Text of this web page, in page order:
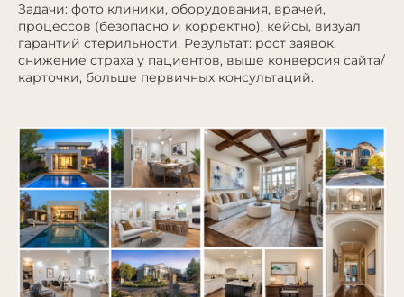
Задачи: фото клиники, оборудования, врачей,
процессов (безопасно и корректно), кейсы, визуал
гарантий стерильности. Результат: рост заявок,
снижение страха у пациентов, выше конверсия сайта/
карточки, больше первичных консультаций.